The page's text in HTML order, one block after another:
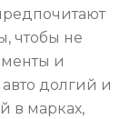
чтобы не
и
долгий и
в марках,